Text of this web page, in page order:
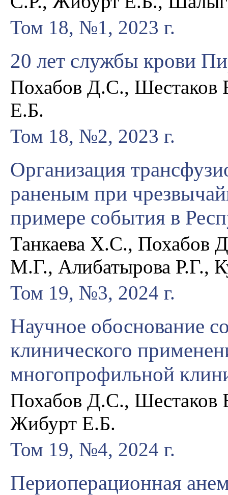
Том 18, №1, 2023 г.
20 лет службы крови
Похабов Д.С.,
Е.Б.
Том 18, №2, 2023 г.
Организация
раненым при
примере события в
Танкаева Х.С., Похабов
М.Г., Алибатырова Р.Г.,
Том 19, №3, 2024 г.
Научное обоснование
клинического
многопрофильной
Похабов Д.С.,
Жибурт Е.Б.
Том 19, №4, 2024 г.
Периоперационная